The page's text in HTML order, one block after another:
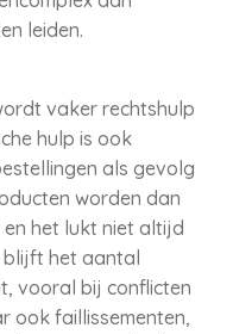
leiden.
vaker rechtshulp
hulp is ook
als gevolg
worden dan
het lukt niet altijd
het aantal
vooral bij conflicten
ook faillissementen,